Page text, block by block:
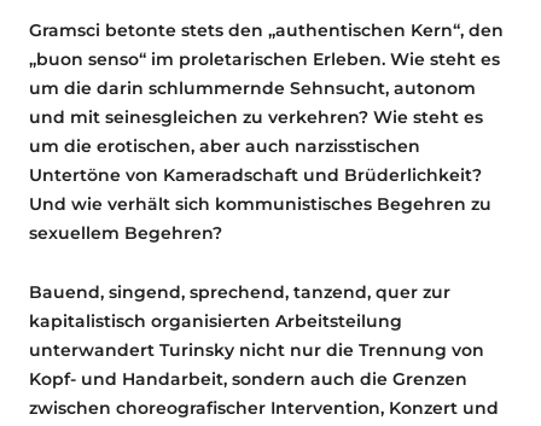
Gramsci betonte stets den „authentischen Kern“, den
„buon senso“ im proletarischen Erleben. Wie steht es
um die darin schlummernde Sehnsucht, autonom
und mit seinesgleichen zu verkehren? Wie steht es
um die erotischen, aber auch narzisstischen
Untertöne von Kameradschaft und Brüderlichkeit?
Und wie verhält sich kommunistisches Begehren zu
sexuellem Begehren?
Bauend, singend, sprechend, tanzend, quer zur
kapitalistisch organisierten Arbeitsteilung
unterwandert Turinsky nicht nur die Trennung von
Kopf- und Handarbeit, sondern auch die Grenzen
zwischen choreografischer Intervention, Konzert und